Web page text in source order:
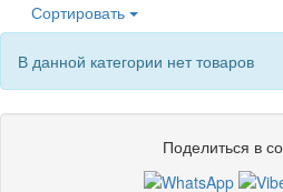
Сортировать
В данной категории нет товаров
Поделиться в